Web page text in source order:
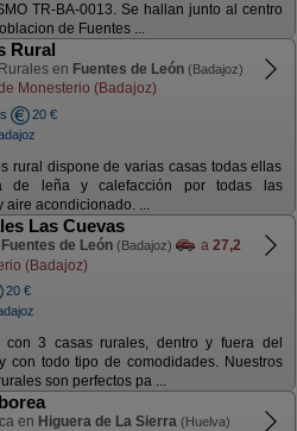
TR-BA-0013. Se hallan junto al centro
de Fuentes ...
Rural
en Fuentes de León (Badajoz)
Monesterio (Badajoz)
20 €
rural dispone de varias casas todas ellas
de leña y calefacción por todas las
aire acondicionado. ...
Las Cuevas
Fuentes de León (Badajoz) a 27,2
(Badajoz)
20 €
con 3 casas rurales, dentro y fuera del
con todo tipo de comodidades. Nuestros
son perfectos pa ...
en Higuera de La Sierra (Huelva)